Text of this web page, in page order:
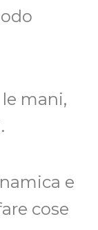
mani,
e
cose